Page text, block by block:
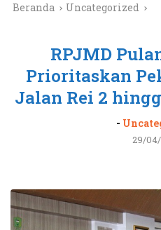
Beranda Uncategorized
RPJMD
Prioritaskan
Jalan Rei 2
-
29/